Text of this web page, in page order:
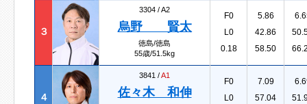
３
3304 /A2
烏野 賢太
徳島/徳島
55歳/51.5kg
F0
L0
0.18
5.86
42.86
58.50
４
3841 /A1
佐々木 和伸
F0
L0
7.09
57.04